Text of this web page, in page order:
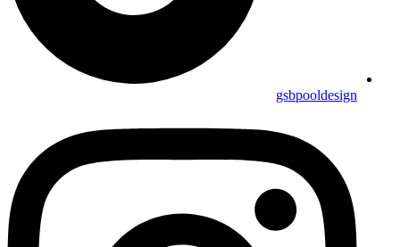
gsbpooldesign